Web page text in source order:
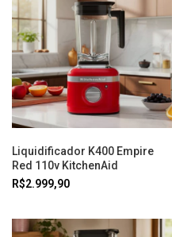
Liquidificador K400 Empire
Red 110v KitchenAid
R$2.999,90